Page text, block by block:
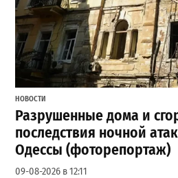
НОВОСТИ
Разрушенные дома и
последствия ночной
Одессы (фоторепортаж)
09-08-2026 в 12:11